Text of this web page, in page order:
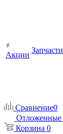
Акции
Запчасти
Сравнение0
Отложенные
Корзина 0